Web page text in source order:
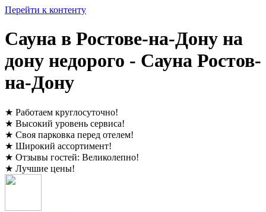
Перейти к контенту
Сауна в Ростове-на-Дону на
дону недорого - Сауна Ростов-
на-Дону
★ Работаем круглосуточно!
★ Высокий уровень сервиса!
★ Своя парковка перед отелем!
★ Широкий ассортимент!
★ Отзывы гостей: Великолепно!
★ Лучшие цены!